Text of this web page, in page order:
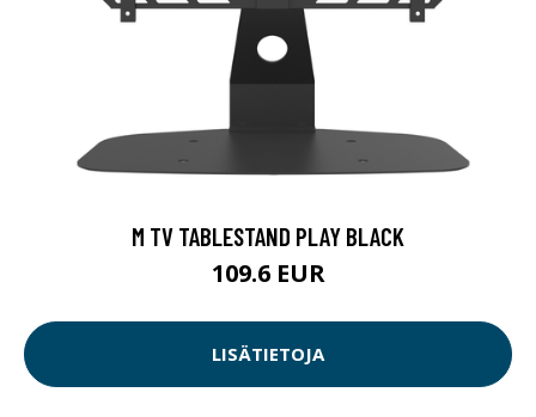
M TV TABLESTAND PLAY BLACK
109.6 EUR
LISÄTIETOJA